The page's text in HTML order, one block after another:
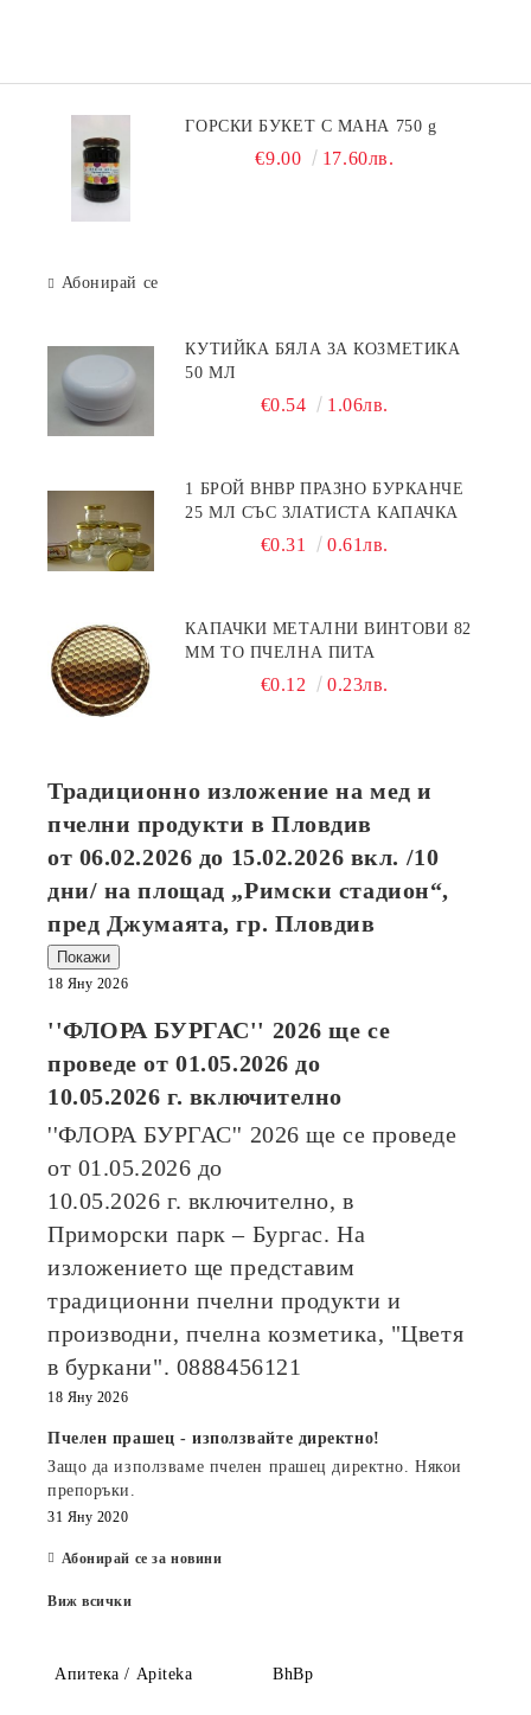
ГОРСКИ БУКЕТ С МАНА 750 g
€9.00 17.60лв.
Абонирай се
КУТИЙКА БЯЛА ЗА КОЗМЕТИКА
50 МЛ
€0.54 1.06лв.
1 БРОЙ BHBP ПРАЗНО БУРКАНЧЕ
25 МЛ СЪС ЗЛАТИСТА КАПАЧКА
€0.31 0.61лв.
КАПАЧКИ МЕТАЛНИ ВИНТОВИ 82
ММ ТО ПЧЕЛНА ПИТА
€0.12 0.23лв.
Традиционно изложение на мед и
пчелни продукти в Пловдив
от 06.02.2026 до 15.02.2026 вкл. /10
дни/ на площад „Римски стадион“,
пред Джумаята, гр. Пловдив
Покажи
18 Яну 2026
''ФЛОРА БУРГАС'' 2026ще се
проведе от01.05.2026 до
10.05.2026 г. включително
''ФЛОРА БУРГАС'' 2026ще се проведе
от 01.05.2026 до
10.05.2026 г. включително, в
Приморски парк – Бургас. На
изложението ще представим
традиционни пчелни продукти и
производни, пчелна козметика, "Цветя
в буркани". 0888456121
18 Яну 2026
Пчелен прашец - използвайте директно!
Защо да използваме пчелен прашец директно. Някои
препоръки.
31 Яну 2020
Абонирай се за новини
Виж всички
Апитека / Apiteka BhBp